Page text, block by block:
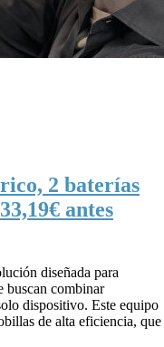
2 baterías
antes
diseñada para
buscan combinar
dispositivo. Este equipo
de alta eficiencia, que